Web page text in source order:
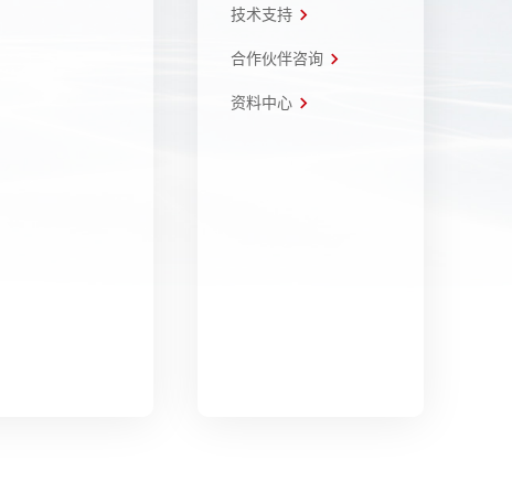
技术支持
合作伙伴咨询
资料中心